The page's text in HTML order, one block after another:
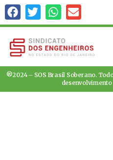
®2024 – SOS Brasil Soberano.